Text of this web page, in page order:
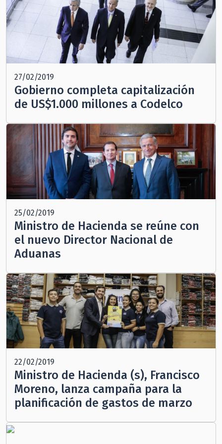
27/02/2019
Gobierno completa capitalización
de US$1.000 millones a Codelco
25/02/2019
Ministro de Hacienda se reúne con
el nuevo Director Nacional de
Aduanas
22/02/2019
Ministro de Hacienda (s), Francisco
Moreno, lanza campaña para la
planificación de gastos de marzo